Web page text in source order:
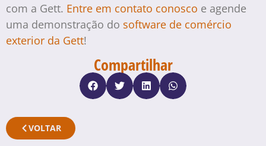
com a Gett. Entre em contato conosco e agende
uma demonstração do software de comércio
exterior da Gett!
Compartilhar
VOLTAR